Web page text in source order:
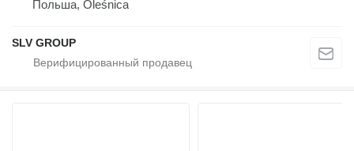
Польша, Oleśnica
SLV GROUP